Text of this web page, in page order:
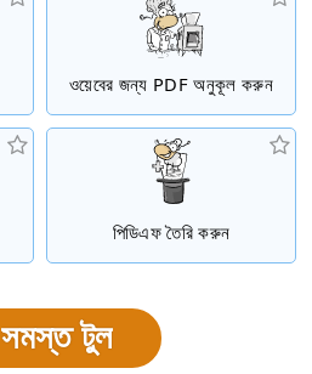
ওয়েবের জন্য PDF অনুকূল করুন
পিডিএফ তৈরি করুন
সমস্ত টুল